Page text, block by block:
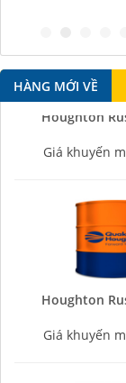
HÀNG MỚI VỀ
Houghton
Houghton